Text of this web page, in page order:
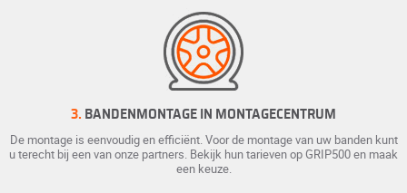
3. BANDENMONTAGE IN MONTAGECENTRUM
De montage is eenvoudig en efficiënt. Voor de montage van uw banden kunt
u terecht bij een van onze partners. Bekijk hun tarieven op GRIP500 en maak
een keuze.